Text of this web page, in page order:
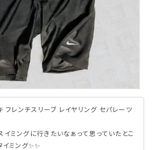
フレンチスリーブ レイヤリング セパレーツ
イミングに行きたいなぁって思っていたとこ
イミング✨✨